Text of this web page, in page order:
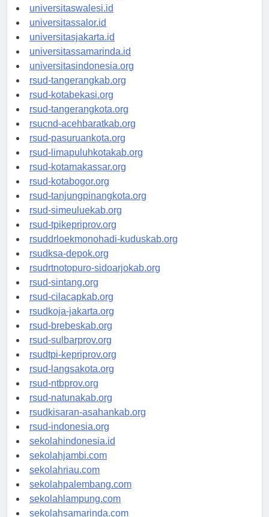
universitaswanggar.id
universitaswalesi.id
universitassalor.id
universitasjakarta.id
universitassamarinda.id
universitasindonesia.org
rsud-tangerangkab.org
rsud-kotabekasi.org
rsud-tangerangkota.org
rsucnd-acehbaratkab.org
rsud-pasuruankota.org
rsud-limapuluhkotakab.org
rsud-kotamakassar.org
rsud-kotabogor.org
rsud-tanjungpinangkota.org
rsud-simeuluekab.org
rsud-tpikepriprov.org
rsuddrloekmonohadi-kuduskab.org
rsudksa-depok.org
rsudrtnotopuro-sidoarjokab.org
rsud-sintang.org
rsud-cilacapkab.org
rsudkoja-jakarta.org
rsud-brebeskab.org
rsud-sulbarprov.org
rsudtpi-kepriprov.org
rsud-langsakota.org
rsud-ntbprov.org
rsud-natunakab.org
rsudkisaran-asahankab.org
rsud-indonesia.org
sekolahindonesia.id
sekolahjambi.com
sekolahriau.com
sekolahpalembang.com
sekolahlampung.com